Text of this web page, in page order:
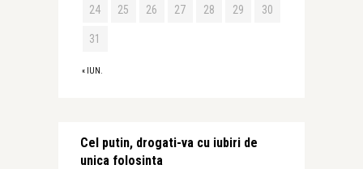
« IUN.
24 25 26 27 28 29 30
31
Cel putin, drogati-va cu iubiri de
unica folosinta